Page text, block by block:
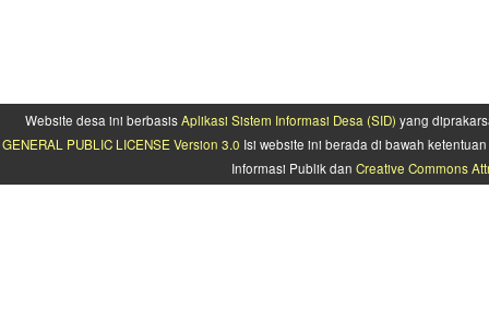
Website desa ini berbasisAplikasi Sistem Informasi Desa (SID) yang
GENERAL PUBLIC LICENSE Version 3.0 Isi website ini berada di bawah
Informasi Publik dan Creative Commons